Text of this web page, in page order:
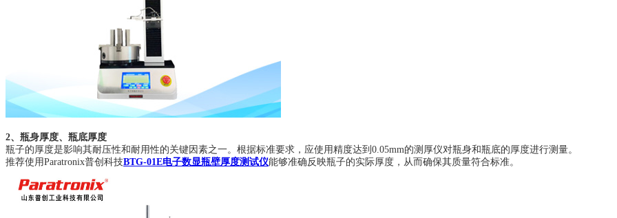
2、瓶身厚度、瓶底厚度
瓶子的厚度是影响其耐压性和耐用性的关键因素之一。根据标准要求，应使用精度达到0.05mm的测厚仪对瓶身和瓶底的厚度进行测量。
推荐使用Paratronix普创科技BTG-01E电子数显瓶壁厚度测试仪能够准确反映瓶子的实际厚度，从而确保其质量符合标准。